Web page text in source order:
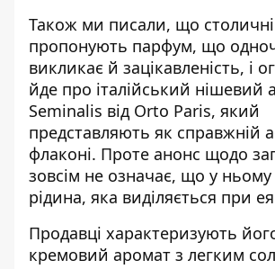
Також ми писали, що
пропонують парфум, що
викликає й зацікавленість, і
йде про італійський нішевий
Seminalis від Orto Paris, який
представляють як справжній
флаконі. Проте анонс щодо
зовсім не означає, що у ньому
рідина, яка виділяється при
Продавці характеризують
кремовий аромат з легким